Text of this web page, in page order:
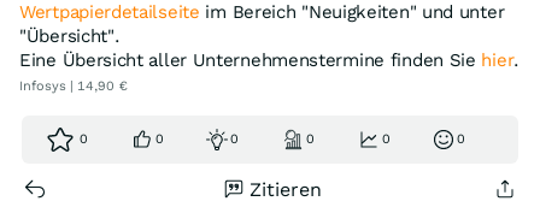
Wertpapierdetailseite im Bereich "Neuigkeiten" und unter
"Übersicht".
Eine Übersicht aller Unternehmenstermine finden Sie hier.
Infosys | 14,90 €
0 0 0 0 0 0
Zitieren